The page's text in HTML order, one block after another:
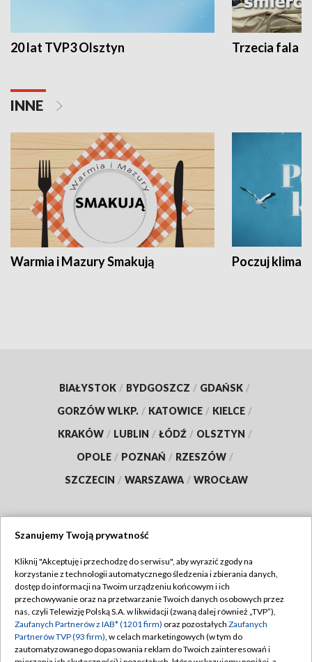
20 lat TVP3 Olsztyn Trzecia fala -
INNE
Warmia i Mazury Smakują Poczuj klimat
BIAŁYSTOK / BYDGOSZCZ / GDAŃSK /
GORZÓW WLKP. / KATOWICE / KIELCE /
KRAKÓW / LUBLIN / ŁÓDŹ / OLSZTYN /
OPOLE / POZNAŃ / RZESZÓW /
SZCZECIN / WARSZAWA / WROCŁAW
TVP
Abonament TVP
Emisja w TVP
Centrum informacji TVP
Regulamin TVP
Polityka prywatności
Moje zgody
Szanujemy Twoją prywatność
Kliknij "Akceptuję i przechodzę do serwisu", aby wyrazić zgody na
korzystanie z technologii automatycznego śledzenia i zbierania danych,
dostęp do informacji na Twoim urządzeniu końcowym i ich
przechowywanie oraz na przetwarzanie Twoich danych osobowych przez
nas, czyli Telewizję Polską S.A. w likwidacji (zwaną dalej również „TVP”),
Zaufanych Partnerów z IAB* (1201 firm) oraz pozostałych Zaufanych
Partnerów TVP (93 firm), w celach marketingowych (w tym do
zautomatyzowanego dopasowania reklam do Twoich zainteresowań i